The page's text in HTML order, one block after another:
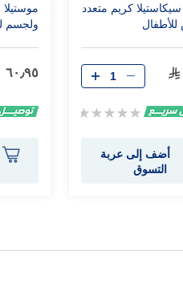
سيكاستيلا كريم متعدد
للأطفال
Rating:
أضف إلى عربة
التسوق
ولجسم
٦٠٫٩٥